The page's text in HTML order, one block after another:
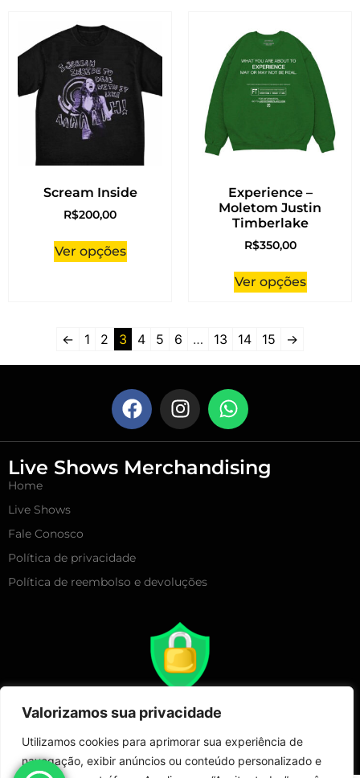
Valorizamos sua privacidade
Utilizamos cookies para aprimorar sua experiência de
navegação, exibir anúncios ou conteúdo personalizado e
Scream Inside
R$200,00
Ver opções
Experience –
Moletom Justin
Timberlake
R$350,00
Ver opções
← 1 2 3 4 5 6 … 13 14 15 →
Live Shows Merchandising
Home
Live Shows
Fale Conosco
Política de privacidade
Política de reembolso e devoluções